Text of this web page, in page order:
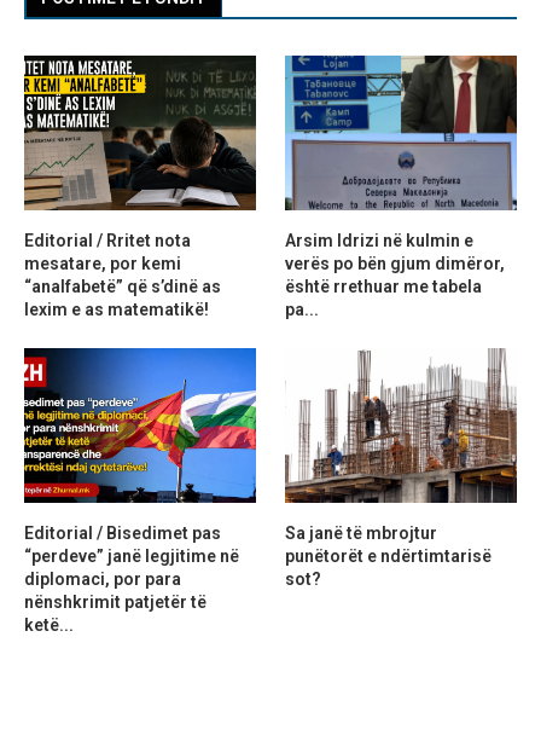
Editorial / Rritet nota
mesatare, por kemi
“analfabetë” që s’dinë as
lexim e as matematikë!
Arsim Idrizi në kulmin e
verës po bën gjum dimëror,
është rrethuar me tabela
pa...
Editorial / Bisedimet pas
“perdeve” janë legjitime në
diplomaci, por para
nënshkrimit patjetër të
ketë...
Sa janë të mbrojtur
punëtorët e ndërtimtarisë
sot?